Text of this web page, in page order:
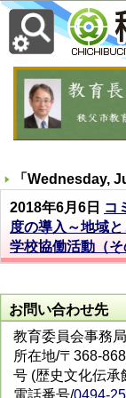
「 Wednesday,
2018年6月6日 コ
度の導入～地域
学校協働活動（そ
お問い合わせ先
教育委員会事務
所在地/〒368-
号 (歴史文化伝承